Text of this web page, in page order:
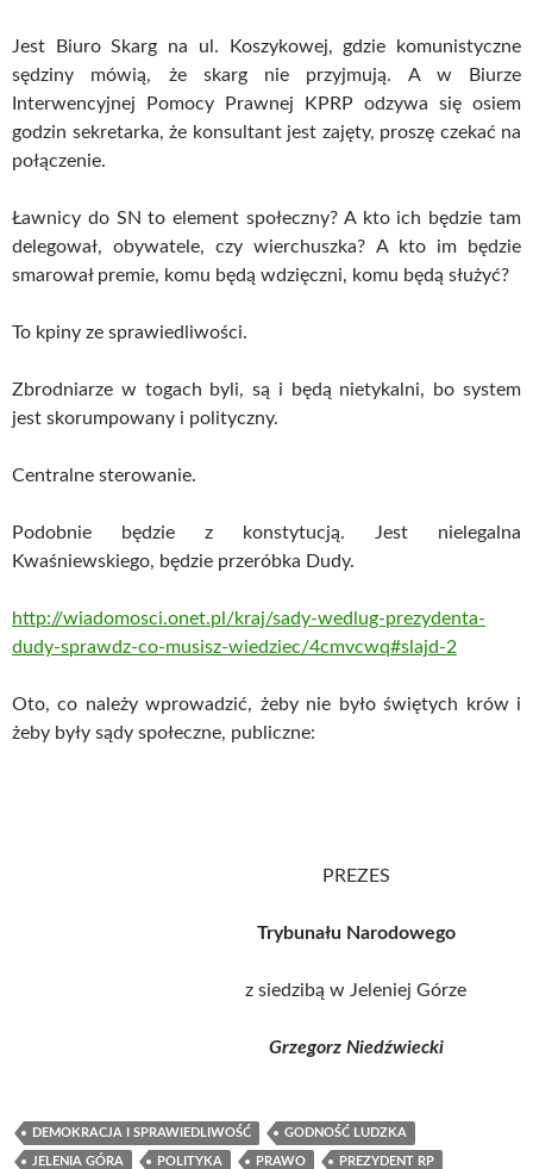
Jest Biuro Skarg na ul. Koszykowej, gdzie komunistyczne
sędziny mówią, że skarg nie przyjmują. A w Biurze
Interwencyjnej Pomocy Prawnej KPRP odzywa się osiem
godzin sekretarka, że konsultant jest zajęty, proszę czekać na
połączenie.
Ławnicy do SN to element społeczny? A kto ich będzie tam
delegował, obywatele, czy wierchuszka? A kto im będzie
smarował premie, komu będą wdzięczni, komu będą służyć?
To kpiny ze sprawiedliwości.
Zbrodniarze w togach byli, są i będą nietykalni, bo system
jest skorumpowany i polityczny.
Centralne sterowanie.
Podobnie będzie z konstytucją. Jest nielegalna
Kwaśniewskiego, będzie przeróbka Dudy.
http://wiadomosci.onet.pl/kraj/sady-wedlug-prezydenta-
dudy-sprawdz-co-musisz-wiedziec/4cmvcwq#slajd-2
Oto, co należy wprowadzić, żeby nie było świętych krów i
żeby były sądy społeczne, publiczne:
PREZES
Trybunału Narodowego
z siedzibą w Jeleniej Górze
Grzegorz Niedźwiecki
DEMOKRACJA I SPRAWIEDLIWOŚĆ GODNOŚĆ LUDZKA
JELENIA GÓRA POLITYKA PRAWO PREZYDENT RP